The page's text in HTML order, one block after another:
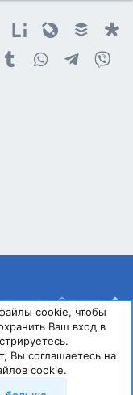
LinkedinLiveinternet
Livejournal
Buffer
Tumblr WhatsAppTelegram
Справка
XenForo Ltd.
cookie, чтобы
Ваш вход в
Вы соглашаетесь на
cookie.